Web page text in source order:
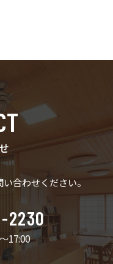
合わせください。
2230
17:00